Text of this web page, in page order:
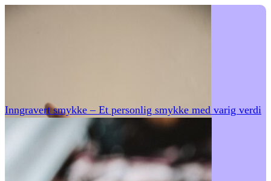
Inngravert smykke – Et personlig smykke med varig verdi